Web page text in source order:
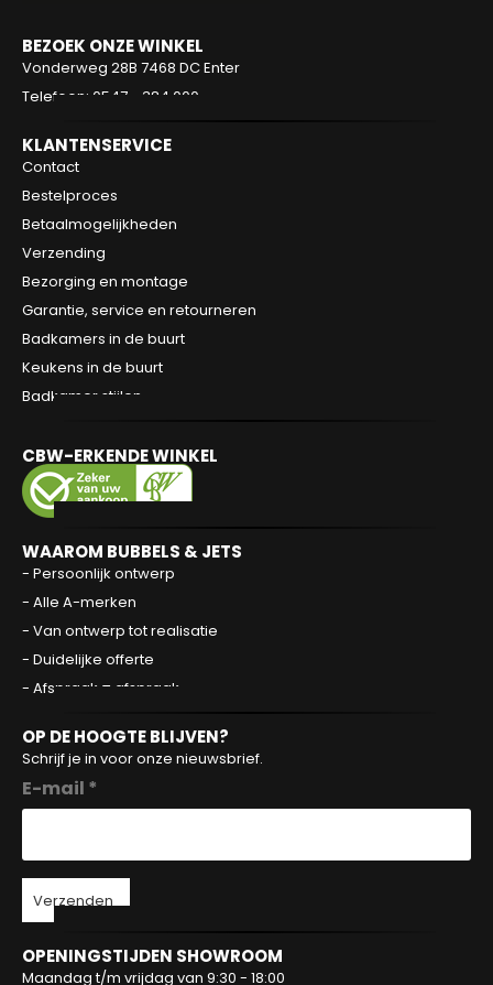
BEZOEK ONZE WINKEL
Vonderweg 28B 7468 DC Enter
Telefoon: 0547 - 384 000
KLANTENSERVICE
Contact
Bestelproces
Betaalmogelijkheden
Verzending
Bezorging en montage
Garantie, service en retourneren
Badkamers in de buurt
Keukens in de buurt
Badkamer stijlen
CBW-ERKENDE WINKEL
WAAROM BUBBELS & JETS
- Persoonlijk ontwerp
- Alle A-merken
- Van ontwerp tot realisatie
- Duidelijke offerte
- Afspraak = afspraak
OP DE HOOGTE BLIJVEN?
Schrijf je in voor onze nieuwsbrief.
E-mail *
Verzenden
OPENINGSTIJDEN SHOWROOM
Maandag t/m vrijdag van 9:30 - 18:00